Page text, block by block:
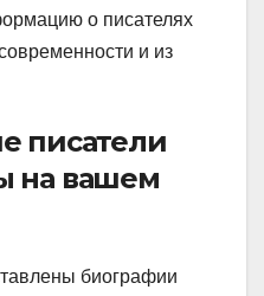
о писателях
и из
писатели
на вашем
биографии